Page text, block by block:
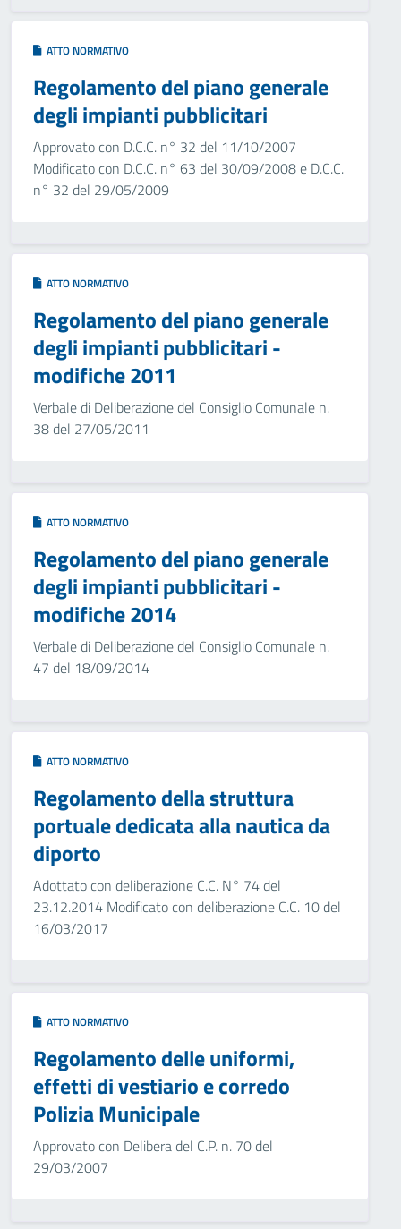
ATTO NORMATIVO
Regolamento del piano generale
degli impianti pubblicitari
Approvato con D.C.C. n° 32 del 11/10/2007
Modificato con D.C.C. n° 63 del 30/09/2008 e D.C.C.
n° 32 del 29/05/2009
ATTO NORMATIVO
Regolamento del piano generale
degli impianti pubblicitari -
modifiche 2011
Verbale di Deliberazione del Consiglio Comunale n.
38 del 27/05/2011
ATTO NORMATIVO
Regolamento del piano generale
degli impianti pubblicitari -
modifiche 2014
Verbale di Deliberazione del Consiglio Comunale n.
47 del 18/09/2014
ATTO NORMATIVO
Regolamento della struttura
portuale dedicata alla nautica da
diporto
Adottato con deliberazione C.C. N° 74 del
23.12.2014 Modificato con deliberazione C.C. 10 del
16/03/2017
ATTO NORMATIVO
Regolamento delle uniformi,
effetti di vestiario e corredo
Polizia Municipale
Approvato con Delibera del C.P. n. 70 del
29/03/2007